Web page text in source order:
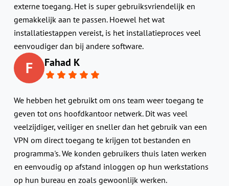
externe toegang. Het is super gebruiksvriendelijk en
gemakkelijk aan te passen. Hoewel het wat
installatiestappen vereist, is het installatieproces veel
eenvoudiger dan bij andere software.
F Fahad K
We hebben het gebruikt om ons team weer toegang te
geven tot ons hoofdkantoor netwerk. Dit was veel
veelzijdiger, veiliger en sneller dan het gebruik van een
VPN om direct toegang te krijgen tot bestanden en
programma's. We konden gebruikers thuis laten werken
en eenvoudig op afstand inloggen op hun werkstations
op hun bureau en zoals gewoonlijk werken.